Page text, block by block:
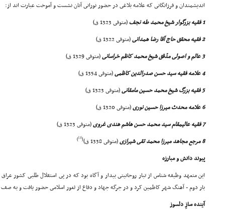
اندیشمندان و فرزانگانى که علامه بلاغى در حضور نورانى آنان نشست و آموخت عبارت اند از:
1 فقیه بزرگوار شیخ محمد طه نجف
(متوفى 1323 ق)
2 فقیه محقق حاج آقا رضا همدانى
(متوفى 1322 ق)
3 عالم و اصولى مدّقق شیخ محمد کاظم خراسانى
(متوفى 1329 ق)
4 علامه فقیه سید حسن صدرالدین کاظمى
(متوفى 1354 ق)
5 فقیه بزرگ شیخ محمد حسین مامقانى
(متوفى 1323 ق)
6 علامه محدث میرزا حسین نورى
(متوفى 1320 ق)
7 فقیه عالیمقام سید محمد حسن هاشم هندى غروى
(متوفى 1323 ق)
8 مرجع مجاهد میرزا محمد تقى شیرازى
(متوفى 1338 ق) (
[2]
)
پیوند دانش و مبارزه
بار دوم - آهنگ شهر کاظمین کرد و در جرگه جهاد و دفاع از ثغور اسلامى حضور یافت و به
آینده سازِ دلسوز